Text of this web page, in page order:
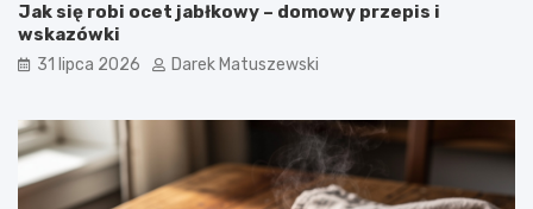
Jak się robi ocet jabłkowy – domowy przepis i
wskazówki
31 lipca 2026 Darek Matuszewski